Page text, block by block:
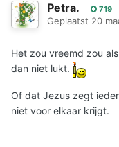
Petra. 719
Geplaatst 20
Het zou vreemd zou
dan niet lukt.
Of dat Jezus zegt
niet voor elkaar krijgt.